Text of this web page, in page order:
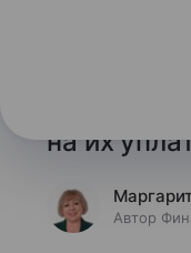
У
и
на их
Автор